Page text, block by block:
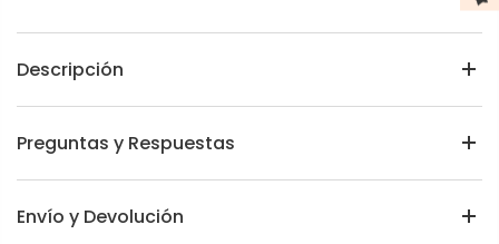
Descripción
Preguntas y Respuestas
Envío y Devolución